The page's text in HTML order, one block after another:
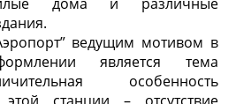
ведущим мотивом в
является тема
особенность